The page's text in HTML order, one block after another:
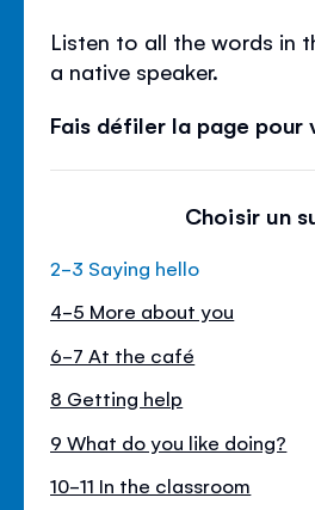
Listen to all the words in
a native speaker.
Fais défiler la page pour
Choisir un
2-3 Saying hello
4-5 More about you
6-7 At the café
8 Getting help
9 What do you like doing?
10-11 In the classroom